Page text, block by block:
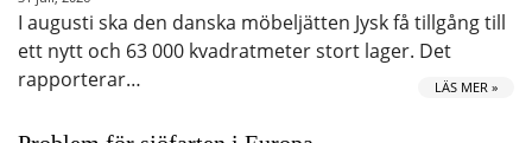
I augusti ska den danska möbeljätten Jysk få tillgång till
ett nytt och 63 000 kvadratmeter stort lager. Det
rapporterar…
LÄS MER »